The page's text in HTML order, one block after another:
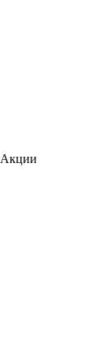
Акции